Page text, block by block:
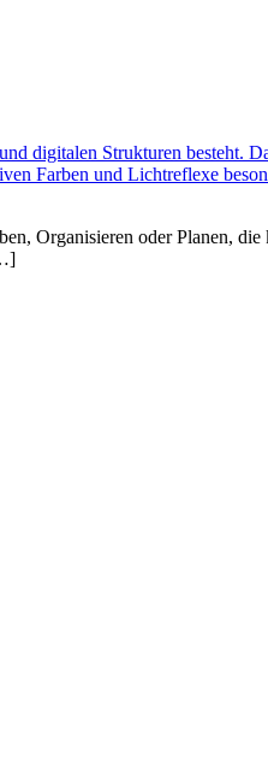
Organisieren oder Planen,